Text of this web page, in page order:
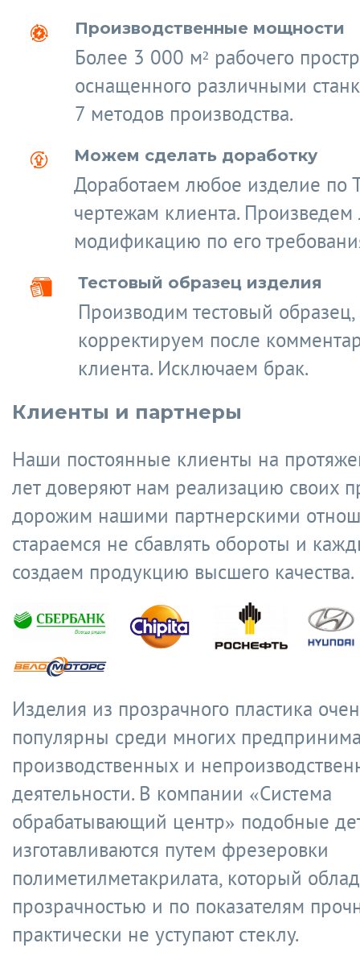
Производственные мощности
Более 3 000 м² рабочего
оснащенного различными
7 методов производства.
Можем сделать доработку
Доработаем любое изделие по
чертежам клиента.
модификацию по его
Тестовый образец изделия
Производим тестовый образец,
корректируем после
клиента. Исключаем брак.
Клиенты и партнеры
Наши постоянные клиенты на
лет доверяют нам реализацию своих
дорожим нашими партнерскими
стараемся не сбавлять обороты и
создаем продукцию высшего качества.
Изделия из прозрачного пластика
популярны среди многих
производственных и
деятельности. В компании «Система
обрабатывающий центр» подобные
изготавливаются путем фрезеровки
полиметилметакрилата, который
прозрачностью и по показателям
практически не уступают стеклу.